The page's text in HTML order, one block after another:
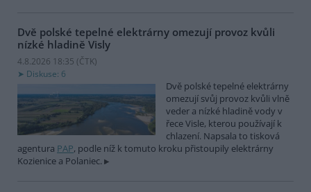
Dvě polské tepelné elektrárny omezují provoz kvůli
nízké hladině Visly
4.8.2026 18:35 (ČTK)
Diskuse: 6
Dvě polské tepelné elektrárny
omezují svůj provoz kvůli vlně
veder a nízké hladině vody v
řece Visle, kterou používají k
chlazení. Napsala to tisková
agentura PAP, podle níž k tomuto kroku přistoupily elektrárny
Kozienice a Polaniec.